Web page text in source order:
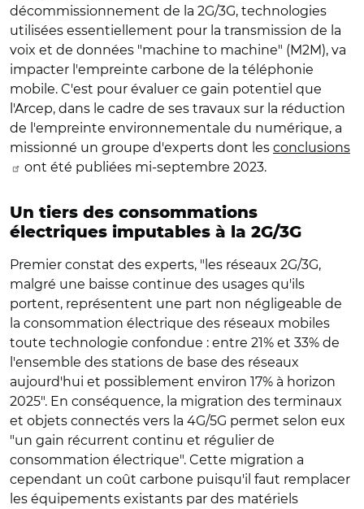
décommissionnement de la 2G/3G, technologies
utilisées essentiellement pour la transmission de la
voix et de données "machine to machine" (M2M), va
impacter l'empreinte carbone de la téléphonie
mobile. C'est pour évaluer ce gain potentiel que
l'Arcep, dans le cadre de ses travaux sur la réduction
de l'empreinte environnementale du numérique, a
missionné un groupe d'experts dont les conclusions
ont été publiées mi-septembre 2023.
Un tiers des consommations
électriques imputables à la 2G/3G
Premier constat des experts, "les réseaux 2G/3G,
malgré une baisse continue des usages qu'ils
portent, représentent une part non négligeable de
la consommation électrique des réseaux mobiles
toute technologie confondue : entre 21% et 33% de
l'ensemble des stations de base des réseaux
aujourd'hui et possiblement environ 17% à horizon
2025". En conséquence, la migration des terminaux
et objets connectés vers la 4G/5G permet selon eux
"un gain récurrent continu et régulier de
consommation électrique". Cette migration a
cependant un coût carbone puisqu'il faut remplacer
les équipements existants par des matériels